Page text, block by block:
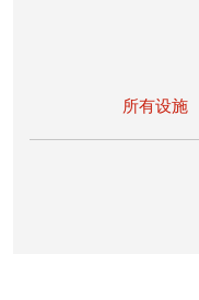
所有设施